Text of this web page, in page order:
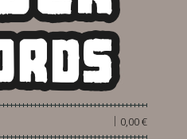
0,00 €
|